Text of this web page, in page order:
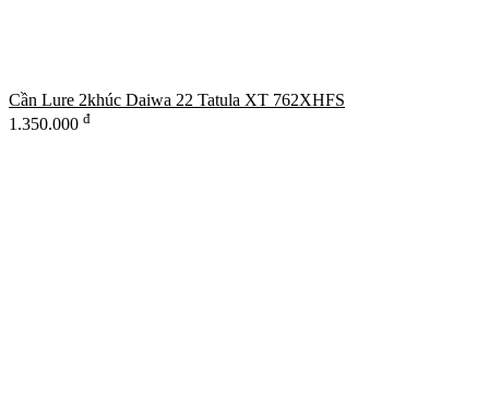
Cần Lure 2khúc Daiwa 22 Tatula XT 762XHFS
1.350.000 đ